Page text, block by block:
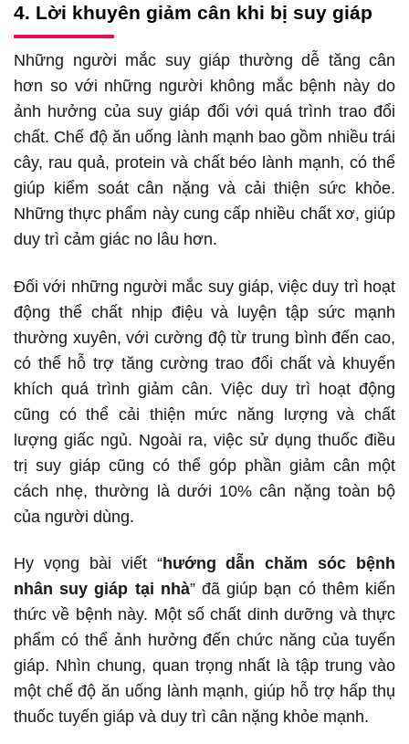
4. Lời khuyên giảm cân khi bị suy giáp
Những người mắc suy giáp thường dễ tăng cân
hơn so với những người không mắc bệnh này do
ảnh hưởng của suy giáp đối với quá trình trao đổi
chất. Chế độ ăn uống lành mạnh bao gồm nhiều trái
cây, rau quả, protein và chất béo lành mạnh, có thể
giúp kiểm soát cân nặng và cải thiện sức khỏe.
Những thực phẩm này cung cấp nhiều chất xơ, giúp
duy trì cảm giác no lâu hơn.
Đối với những người mắc suy giáp, việc duy trì hoạt
động thể chất nhịp điệu và luyện tập sức mạnh
thường xuyên, với cường độ từ trung bình đến cao,
có thể hỗ trợ tăng cường trao đổi chất và khuyến
khích quá trình giảm cân. Việc duy trì hoạt động
cũng có thể cải thiện mức năng lượng và chất
lượng giấc ngủ. Ngoài ra, việc sử dụng thuốc điều
trị suy giáp cũng có thể góp phần giảm cân một
cách nhẹ, thường là dưới 10% cân nặng toàn bộ
của người dùng.
Hy vọng bài viết “hướng dẫn chăm sóc bệnh
nhân suy giáp tại nhà” đã giúp bạn có thêm kiến
thức về bệnh này. Một số chất dinh dưỡng và thực
phẩm có thể ảnh hưởng đến chức năng của tuyến
giáp. Nhìn chung, quan trọng nhất là tập trung vào
một chế độ ăn uống lành mạnh, giúp hỗ trợ hấp thụ
thuốc tuyến giáp và duy trì cân nặng khỏe mạnh.